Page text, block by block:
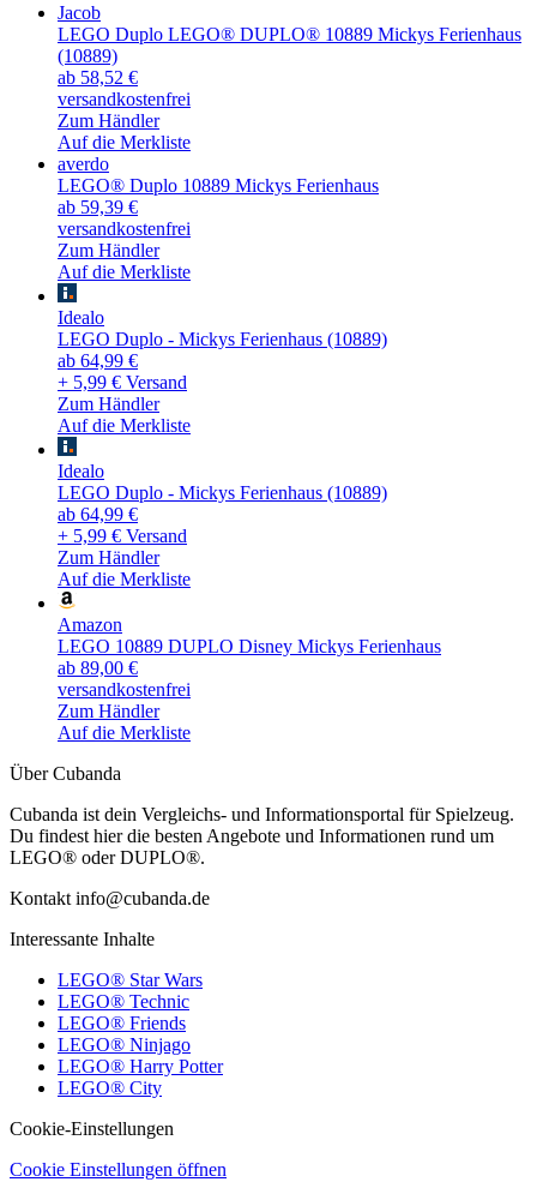
Jacob
LEGO Duplo LEGO® DUPLO® 10889 Mickys Ferienhaus
(10889)
ab 58,52 €
versandkostenfrei
Zum Händler
Auf die Merkliste
averdo
LEGO® Duplo 10889 Mickys Ferienhaus
ab 59,39 €
versandkostenfrei
Zum Händler
Auf die Merkliste
Idealo
LEGO Duplo - Mickys Ferienhaus (10889)
ab 64,99 €
+ 5,99 € Versand
Zum Händler
Auf die Merkliste
Idealo
LEGO Duplo - Mickys Ferienhaus (10889)
ab 64,99 €
+ 5,99 € Versand
Zum Händler
Auf die Merkliste
Amazon
LEGO 10889 DUPLO Disney Mickys Ferienhaus
ab 89,00 €
versandkostenfrei
Zum Händler
Auf die Merkliste
Über Cubanda
Cubanda ist dein Vergleichs- und Informationsportal für Spielzeug.
Du findest hier die besten Angebote und Informationen rund um
LEGO® oder DUPLO®.
Kontakt info@cubanda.de
Interessante Inhalte
LEGO® Star Wars
LEGO® Technic
LEGO® Friends
LEGO® Ninjago
LEGO® Harry Potter
LEGO® City
Cookie-Einstellungen
Cookie Einstellungen öffnen